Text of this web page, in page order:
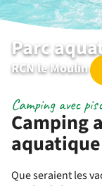
Parc
RCN le Moulin
Camping
aquatique
Camping avec
Que seraient les